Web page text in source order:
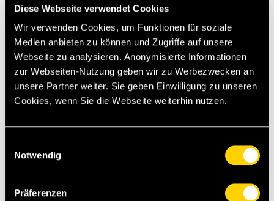
Diese Webseite verwendet Cookies
Wir verwenden Cookies, um Funktionen für soziale
Medien anbieten zu können und Zugriffe auf unsere
Webseite zu analysieren. Anonymisierte Informationen
zur Webseiten-Nutzung geben wir zu Werbezwecken an
unsere Partner weiter. Sie geben Einwilligung zu unseren
Cookies, wenn Sie die Webseite weiterhin nutzen.
Notwendig
Präferenzen
zu Ausschreitungen. Im Zug dieser
Auseinandersetzungen wurden zwei Personen in
Polizeigewahrsam genommen.
Der BSC Young Boys verurteilt aufs Schärfste,
dass Gegenstände Richtung Spieler geworfen
wurden, und distanziert sich in aller Form von
Verhalten der fehlbaren Personen.
[bscyb]